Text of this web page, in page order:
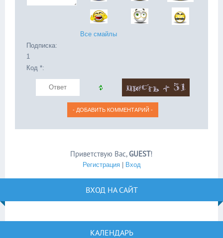
Все смайлы
Подписка:
1
Код *:
Приветствую Вас, GUEST!
Регистрация| Вход
ВХОД НА САЙТ
КАЛЕНДАРЬ